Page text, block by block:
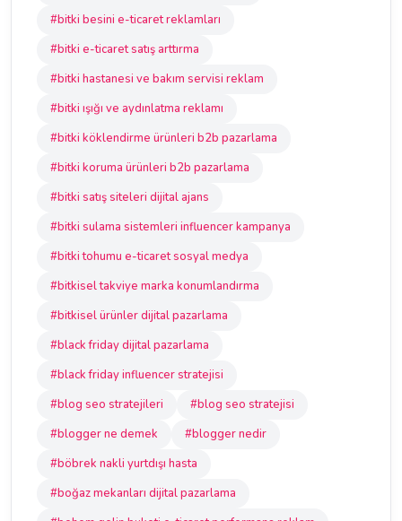
#bitki besini e-ticaret reklamları
#bitki e-ticaret satış arttırma
#bitki hastanesi ve bakım servisi reklam
#bitki ışığı ve aydınlatma reklamı
#bitki köklendirme ürünleri b2b pazarlama
#bitki koruma ürünleri b2b pazarlama
#bitki satış siteleri dijital ajans
#bitki sulama sistemleri influencer kampanya
#bitki tohumu e-ticaret sosyal medya
#bitkisel takviye marka konumlandırma
#bitkisel ürünler dijital pazarlama
#black friday dijital pazarlama
#black friday influencer stratejisi
#blog seo stratejileri
#blog seo stratejisi
#blogger ne demek
#blogger nedir
#böbrek nakli yurtdışı hasta
#boğaz mekanları dijital pazarlama